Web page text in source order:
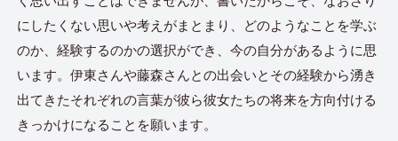
にしたくない思いや考えがまとまり、どのようなことを学ぶ
のか、経験するのかの選択ができ、今の自分があるように思
います。伊東さんや藤森さんとの出会いとその経験から湧き
出てきたそれぞれの言葉が彼ら彼女たちの将来を方向付ける
きっかけになることを願います。